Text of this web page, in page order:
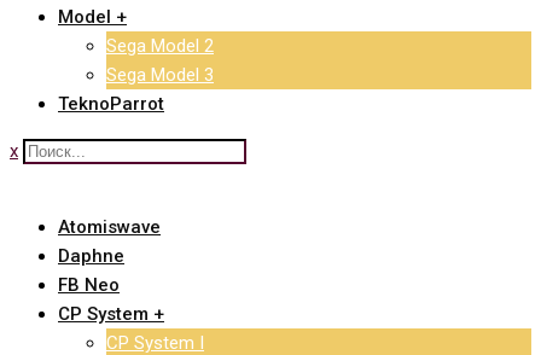
Model +
Sega Model 2
Sega Model 3
TeknoParrot
x
Atomiswave
Daphne
FB Neo
CP System +
CP System I